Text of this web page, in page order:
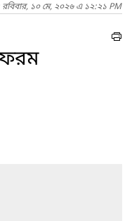
রবিবার, ১০ মে, ২০২৬ এ ১২:২১ PM
ফরম